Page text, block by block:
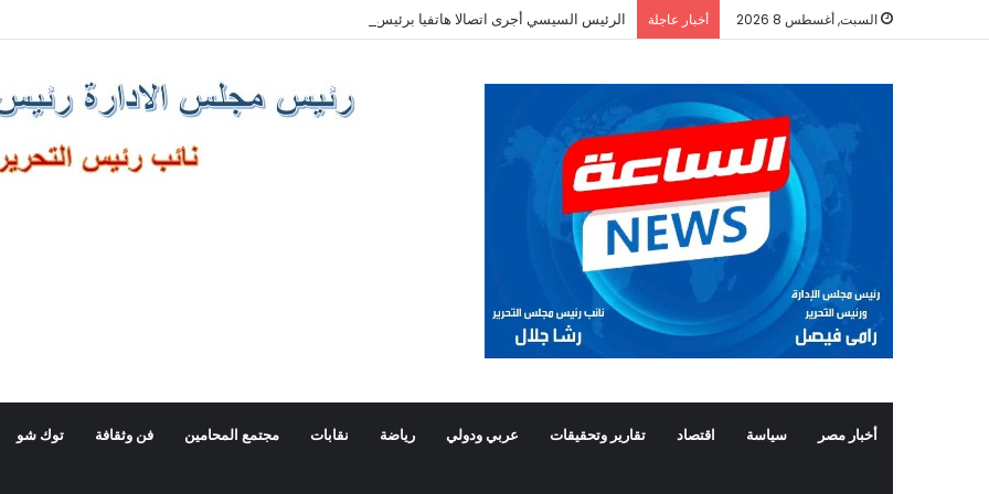
السبت, أغسطس 8 2026 أخبار عاجلة الرئيس السيسي أجرى اتصالا هاتفيا برئيس وزراء اليونان
أخبار مصر سياسة اقتصاد تقارير وتحقيقات عربي ودولي رياضة نقابات مجتمع المحامين فن وثقافة توك شو